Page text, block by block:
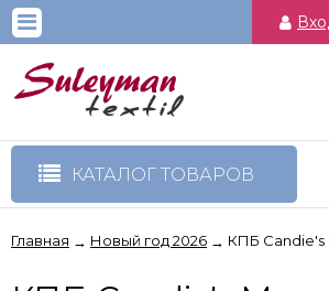
КАТАЛОГ ТОВАРОВ
Главная → Новый год 2026 → КПБ Candie's